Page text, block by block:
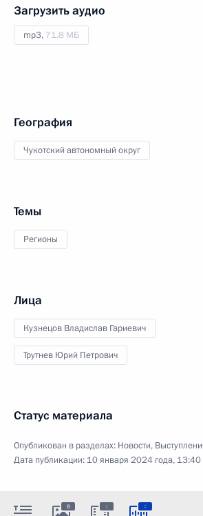
Загрузить аудио
mp3, 71.8 МБ
География
Чукотский автономный округ
Темы
Регионы
Лица
Кузнецов Владислав Гариевич
Трутнев Юрий Петрович
Статус материала
Опубликован в разделах: Новости,
Дата публикации: 10 января 2024 года, 13:40
8 : :